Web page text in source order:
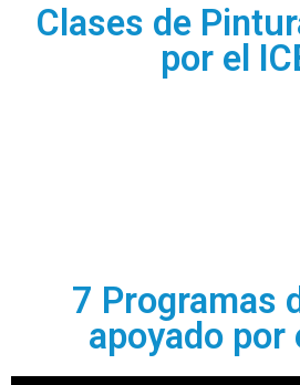
Clases de
por el
7 Programas
apoyado por